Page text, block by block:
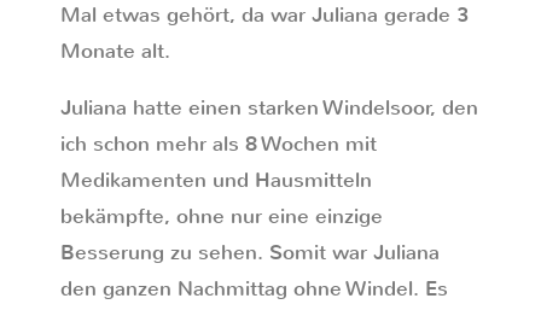
Mal etwas gehört, da war Juliana gerade 3
Monate alt.
Juliana hatte einen starken Windelsoor, den
ich schon mehr als 8 Wochen mit
Medikamenten und Hausmitteln
bekämpfte, ohne nur eine einzige
Besserung zu sehen. Somit war Juliana
den ganzen Nachmittag ohne Windel. Es